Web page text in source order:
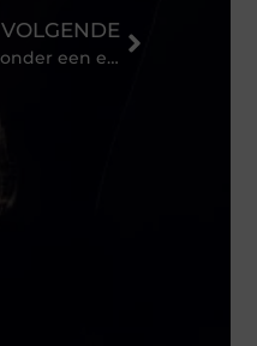
VOLGENDE
Waarom uw bouwproject niet zonder een elementenbegroting en bouwcalculator kan